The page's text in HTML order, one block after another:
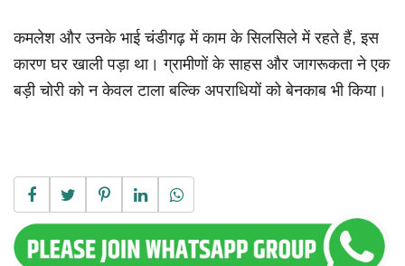
कमलेश और उनके भाई चंडीगढ़ में काम के सिलसिले में रहते हैं, इस
कारण घर खाली पड़ा था। ग्रामीणों के साहस और जागरूकता ने एक
बड़ी चोरी को न केवल टाला बल्कि अपराधियों को बेनकाब भी किया।